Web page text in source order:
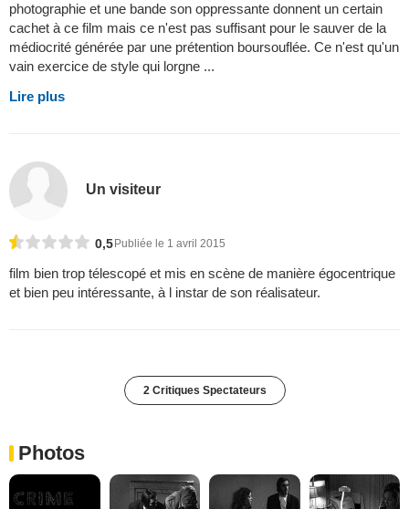
photographie et une bande son oppressante donnent un certain
cachet à ce film mais ce n'est pas suffisant pour le sauver de la
médiocrité générée par une prétention boursouflée. Ce n'est qu'un
vain exercice de style qui lorgne ...
Lire plus
Un visiteur
0,5Publiée le 1 avril 2015
film bien trop télescopé et mis en scène de manière égocentrique
et bien peu intéressante, à l instar de son réalisateur.
2 Critiques Spectateurs
Photos